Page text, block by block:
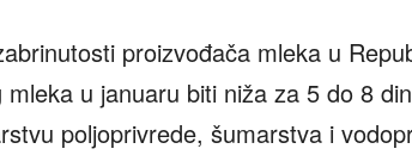
proizvođača mleka u
mleka u januaru biti niža za 5 do 8
poljoprivrede, šumarstva i